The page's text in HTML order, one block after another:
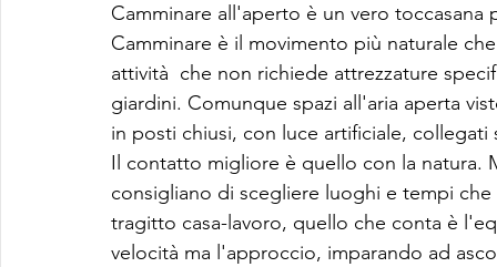
Camminare all'aperto è un vero
Camminare è il movimento più naturale
attività  che non richiede attrezzature
giardini. Comunque spazi all'aria aperta
in posti chiusi, con luce artificiale,
Il contatto migliore è quello con la natura.
consigliano di scegliere luoghi e tempi
tragitto casa-lavoro, quello che conta è
velocità ma l'approccio, imparando ad